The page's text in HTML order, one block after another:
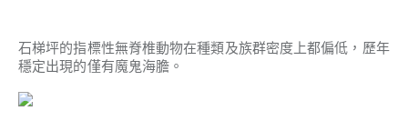
石梯坪的指標性無脊椎動物在種類及族群密度上都偏低，歷年
穩定出現的僅有魔鬼海膽。